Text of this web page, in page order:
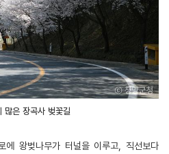
많은 장곡사 벚꽃길
에 왕벚나무가 터널을 이루고, 직선보다